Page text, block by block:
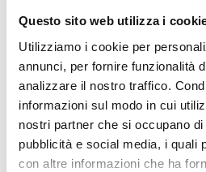
Questo sito web utilizza i
Utilizziamo i cookie per
annunci, per fornire funzionalità
analizzare il nostro traffico.
informazioni sul modo in cui
nostri partner che si occupano
pubblicità e social media, i quali
con altre informazioni che ha
senza scopo di lucro dotata di
(ad esempio:organizzazioni
istituzioni educative,
I partner dovranno essere
scopo di lucro o autorità
Le proposte devono essere
partenariato composto da
provenienti da 3 diversi paesi